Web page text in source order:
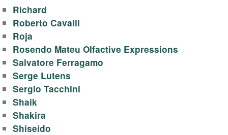
Richard
Roberto Cavalli
Roja
Rosendo Mateu Olfactive Expressions
Salvatore Ferragamo
Serge Lutens
Sergio Tacchini
Shaik
Shakira
Shiseido